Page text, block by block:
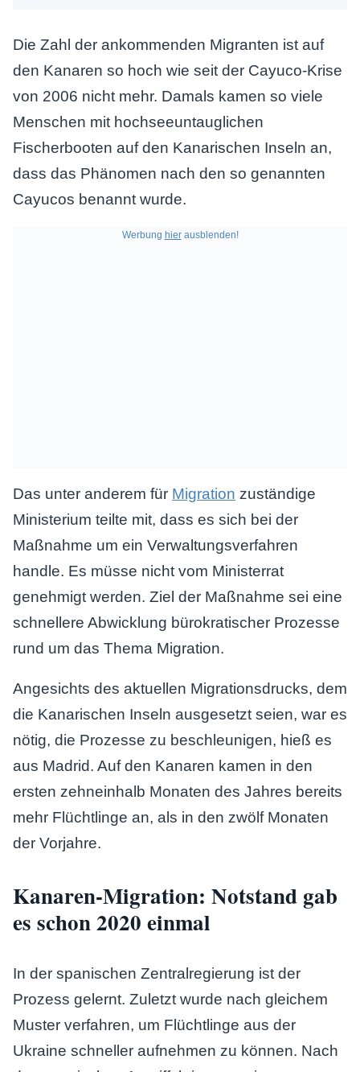
Die Zahl der ankommenden Migranten ist auf
den Kanaren so hoch wie seit der Cayuco-Krise
von 2006 nicht mehr. Damals kamen so viele
Menschen mit hochseeuntauglichen
Fischerbooten auf den Kanarischen Inseln an,
dass das Phänomen nach den so genannten
Cayucos benannt wurde.
Werbung hierausblenden!
Das unter anderem für Migration zuständige
Ministerium teilte mit, dass es sich bei der
Maßnahme um ein Verwaltungsverfahren
handle. Es müsse nicht vom Ministerrat
genehmigt werden. Ziel der Maßnahme sei eine
schnellere Abwicklung bürokratischer Prozesse
rund um das Thema Migration.
Angesichts des aktuellen Migrationsdrucks, dem
die Kanarischen Inseln ausgesetzt seien, war es
nötig, die Prozesse zu beschleunigen, hieß es
aus Madrid. Auf den Kanaren kamen in den
ersten zehneinhalb Monaten des Jahres bereits
mehr Flüchtlinge an, als in den zwölf Monaten
der Vorjahre.
Kanaren-Migration: Notstand gab
es schon 2020 einmal
In der spanischen Zentralregierung ist der
Prozess gelernt. Zuletzt wurde nach gleichem
Muster verfahren, um Flüchtlinge aus der
Ukraine schneller aufnehmen zu können. Nach